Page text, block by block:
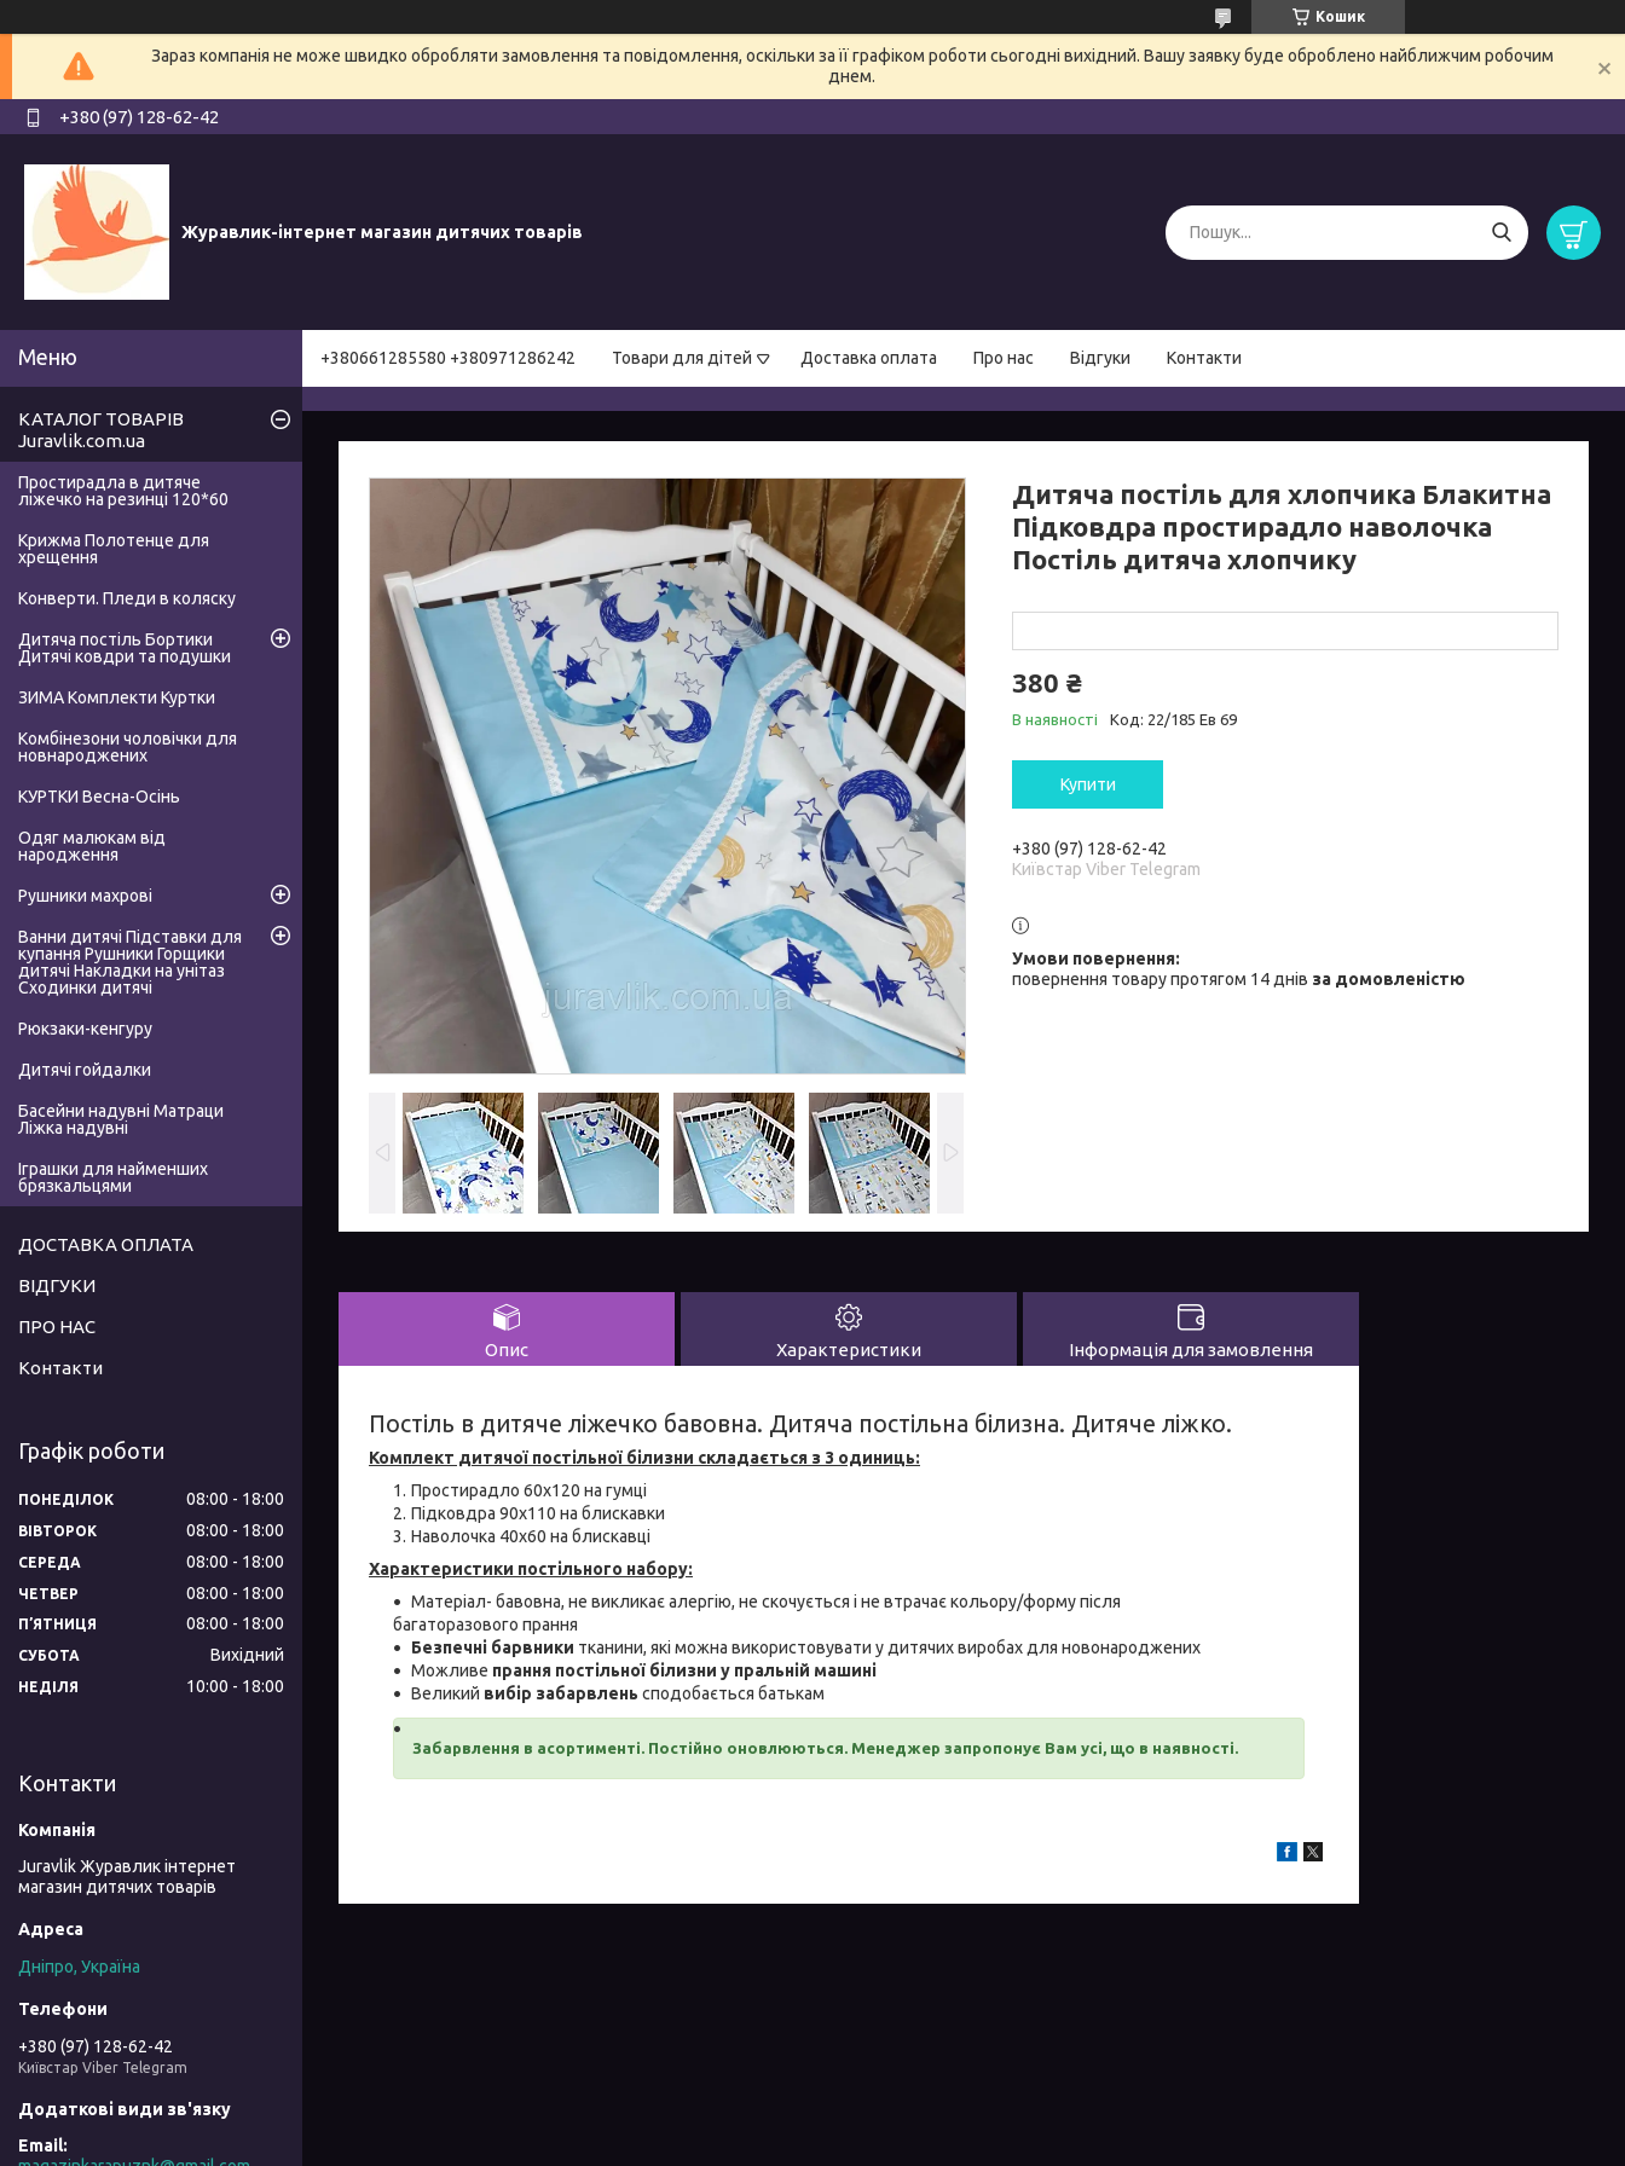
Кошик
Зараз компанія не може швидко обробляти замовлення та повідомлення, оскільки за її графіком роботи сьогодні вихідний. Вашу заявку буде оброблено найближчим робочим
днем.
+380 (97) 128-62-42
Журавлик-інтернет магазин дитячих товарів
+380661285580 +380971286242 Товари для дітей Доставка оплата Про нас Відгуки Контакти
Дитяча постіль для хлопчика Блакитна
Підковдра простирадло наволочка
Постіль дитяча хлопчику
380 ₴
В наявності Код: 22/185 Ев 69
Купити
+380 (97) 128-62-42
Київстар Viber Telegram
повернення товару протягом 14 днів за домовленістю
Опис Характеристики Інформація для замовлення
Постіль в дитяче ліжечко бавовна. Дитяча постільна білизна. Дитяче ліжко.
Комплект дитячої постільної білизни складається з 3 одиниць:
Простирадло 60x120 на гумці
Підковдра 90х110 на блискавки
Наволочка 40x60 на блискавці
Характеристики постільного набору:
Матеріал- бавовна, не викликає алергію, не скочується і не втрачає кольору/форму після
багаторазового прання
Безпечні барвники тканини, які можна використовувати у дитячих виробах для новонароджених
Можливе прання постільної білизни у пральній машині
Великий вибір забарвлень сподобається батькам
Забарвлення в асортименті. Постійно оновлюються. Менеджер запропонує Вам усі, що в наявності.
КАТАЛОГ ТОВАРІВ
Juravlik.com.ua
Простирадла в дитяче
ліжечко на резинці 120*60
Крижма Полотенце для
хрещення
Конверти. Пледи в коляску
Дитяча постіль Бортики
Дитячі ковдри та подушки
ЗИМА Комплекти Куртки
Комбінезони чоловічки для
новнароджених
КУРТКИ Весна-Осінь
Одяг малюкам від
народження
Рушники махрові
Ванни дитячі Підставки для
купання Рушники Горщики
дитячі Накладки на унітаз
Сходинки дитячі
Рюкзаки-кенгуру
Дитячі гойдалки
Басейни надувні Матраци
Ліжка надувні
Іграшки для найменших
брязкальцями
ДОСТАВКА ОПЛАТА
ВІДГУКИ
ПРО НАС
Контакти
Графік роботи
ПОНЕДІЛОК 08:00 18:00
ВІВТОРОК 08:00 18:00
СЕРЕДА 08:00 18:00
ЧЕТВЕР 08:00 18:00
ПʼЯТНИЦЯ 08:00 18:00
СУБОТА Вихідний
НЕДІЛЯ 10:00 18:00
Контакти
Juravlik Журавлик інтернет
магазин дитячих товарів
Дніпро, Україна
+380 (97) 128-62-42
Київстар Viber Telegram